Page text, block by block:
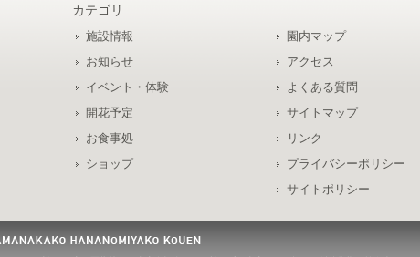
カテゴリ
施設情報
お知らせ
イベント・体験
開花予定
お食事処
ショップ
園内マップ
アクセス
よくある質問
サイトマップ
リンク
プライバシーポリシー
サイトポリシー